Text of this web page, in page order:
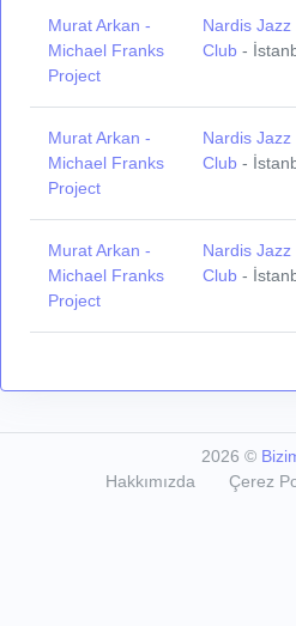
Murat Arkan -
Michael Franks
Project
Nardis Jazz
Club -
Murat Arkan -
Michael Franks
Project
Nardis Jazz
Club -
Murat Arkan -
Michael Franks
Project
Nardis Jazz
Club -
2026 ©
Hakkımızda
Çerez